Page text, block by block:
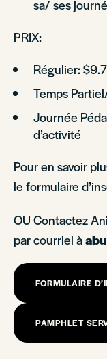
sa/ ses
PRIX:
Régulier:
Temps
Journée
d’activité
Pour en savoir
le formulaire
OU Contactez
par courriel à
FORMULAIRE
PAMPHLET